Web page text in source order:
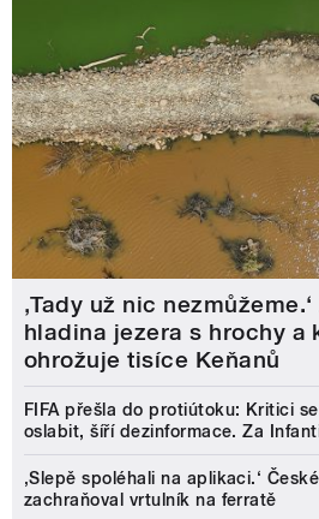
‚Tady už nic
hladina jezera s hrochy a
ohrožuje tisíce Keňanů
FIFA přešla do protiútoku: Kritici
oslabit, šíří dezinformace. Za
‚Slepě spoléhali na aplikaci.‘
zachraňoval vrtulník na ferratě